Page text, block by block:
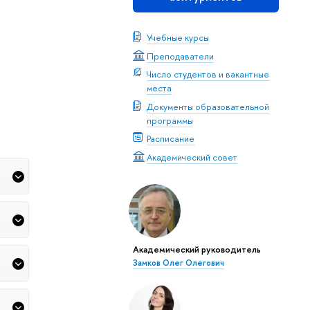
Учебные курсы
Преподаватели
Число студентов и вакантные
места
Документы образовательной
программы
Расписание
Академический совет
Академический руководитель
Замков Олег Олегович